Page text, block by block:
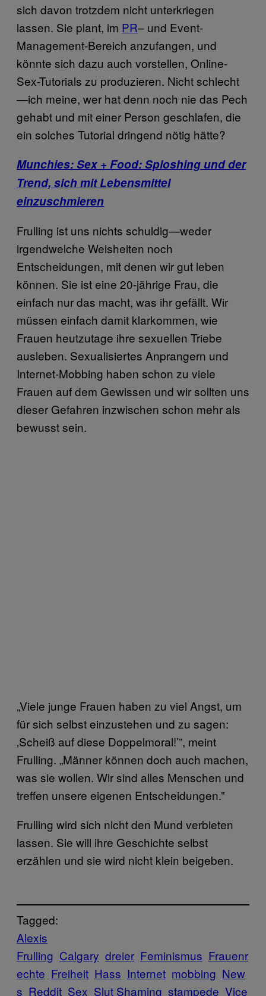
sich davon trotzdem nicht unterkriegen
lassen. Sie plant, im PR– und Event-
Management-Bereich anzufangen, und
könnte sich dazu auch vorstellen, Online-
Sex-Tutorials zu produzieren. Nicht schlecht
—ich meine, wer hat denn noch nie das Pech
gehabt und mit einer Person geschlafen, die
ein solches Tutorial dringend nötig hätte?
Munchies: Sex + Food: Sploshing und der
Trend, sich mit Lebensmittel
einzuschmieren
Frulling ist uns nichts schuldig—weder
irgendwelche Weisheiten noch
Entscheidungen, mit denen wir gut leben
können. Sie ist eine 20-jährige Frau, die
einfach nur das macht, was ihr gefällt. Wir
müssen einfach damit klarkommen, wie
Frauen heutzutage ihre sexuellen Triebe
ausleben. Sexualisiertes Anprangern und
Internet-Mobbing haben schon zu viele
Frauen auf dem Gewissen und wir sollten uns
dieser Gefahren inzwischen schon mehr als
bewusst sein.
„Viele junge Frauen haben zu viel Angst, um
für sich selbst einzustehen und zu sagen:
‚Scheiß auf diese Doppelmoral!’”, meint
Frulling. „Männer können doch auch machen,
was sie wollen. Wir sind alles Menschen und
treffen unsere eigenen Entscheidungen.”
Frulling wird sich nicht den Mund verbieten
lassen. Sie will ihre Geschichte selbst
erzählen und sie wird nicht klein beigeben.
Tagged:
Alexis
Frulling Calgary dreier Feminismus Frauenr
echte Freiheit Hass Internet mobbing New
s Reddit Sex Slut Shaming stampede Vice